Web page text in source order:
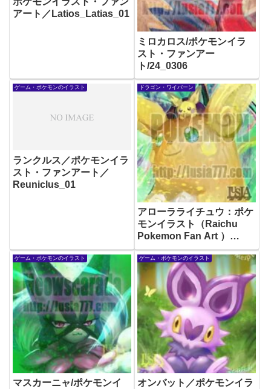
アート／Latios_Latias_01
ミロカロス/ポケモンイラ
スト・ファンアー
ト/24_0306
ゲーム・ポケモンのイラスト
ランクルス／ポケモンイラ
スト・ファンアート／
Reuniclus_01
ドラゴン・ワイバーン
アローラライチュウ：ポケ
モンイラスト（Raichu
Pokemon Fan Art ）
20220523
ゲーム・ポケモンのイラスト
マスカーニャ/ポケモンイ
ゲーム・ポケモンのイラスト
オンバット／ポケモンイラ